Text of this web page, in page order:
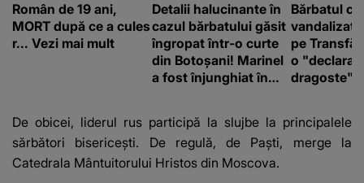
Român de 19 ani,
MORT după ce a cules
r... Vezi mai mult
Detalii halucinante în
cazul bărbatului găsit
îngropat într-o curte
din Botoșani! Marinel
a fost înjunghiat în
suspecți
Bărbatul
vandalizat
pe
o
dragoste"
De obicei, liderul rus participă la slujbe la principalele
sărbători bisericești. De regulă, de Paști, merge la
Catedrala Mântuitorului Hristos din Moscova.